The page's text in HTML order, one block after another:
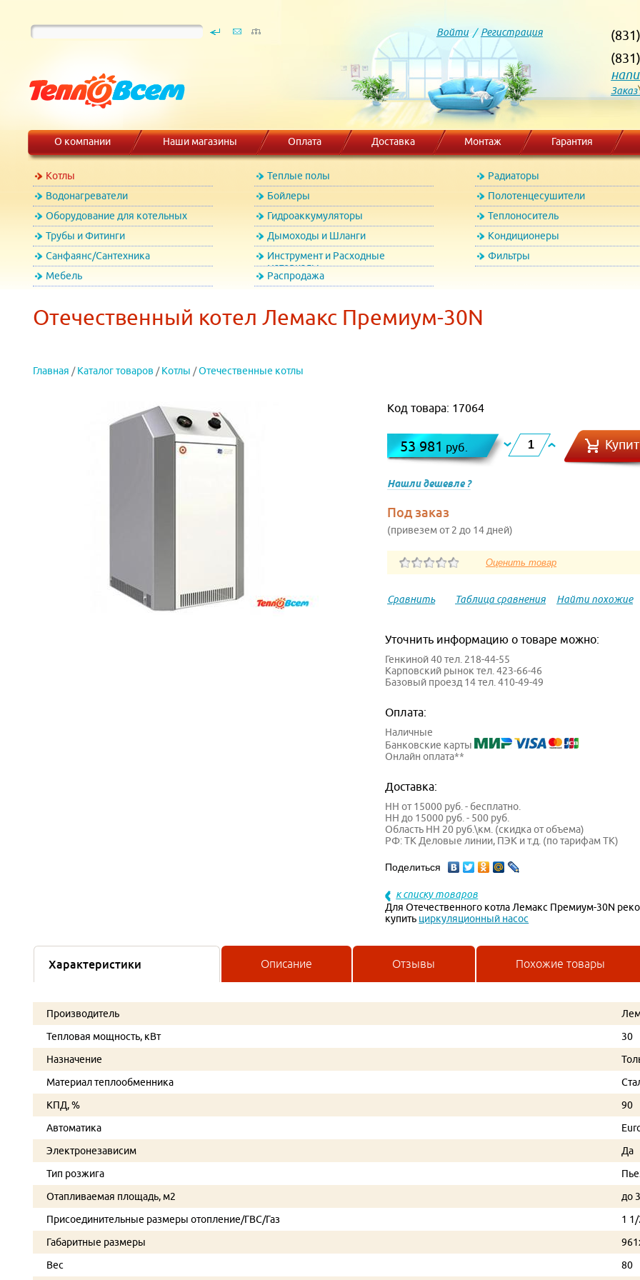
Войти/ Регистрация
Заказ
О компании Наши магазины Оплата Доставка Монтаж Гарантия
Котлы Теплые полы
Радиаторы
Водонагреватели
Бойлеры
Полотенцесушители
Оборудование для котельных
Гидроаккумуляторы
Теплоноситель
Трубы и Фитинги
Дымоходы и Шланги
Кондиционеры
Санфаянс/Сантехника
Инструмент и Расходные
материалы
Фильтры
Мебель
Распродажа
Отечественный котел Лемакс Премиум-30N
Главная / Каталог товаров / Котлы /Отечественные котлы
Код товара: 17064
53 981 руб.
Нашли дешевле ?
Под заказ
(привезем от 2 до 14 дней)
Сравнить Таблица сравнения Найти похожие
Уточнить информацию о товаре можно:
Генкиной 40 тел. 218-44-55
Карповский рынок тел. 423-66-46
Базовый проезд 14 тел. 410-49-49
Оплата:
Наличные
Банковские карты
Онлайн оплата**
Доставка:
НН от 15000 руб. - бесплатно.
НН до 15000 руб. - 500 руб.
Область НН 20 руб.\км. (скидка от объема)
РФ: ТК Деловые линии, ПЭК и т.д. (по тарифам ТК)
Поделиться
к списку товаров
Для Отечественного котла Лемакс Премиум-30N
купить циркуляционный насос
Характеристики Описание Отзывы Похожие товары
Производитель
Тепловая мощность, кВт
30
Назначение
Материал теплообменника
КПД, %
90
Автоматика
Электронезависим
Да
Тип розжига
Отапливаемая площадь, м2
до
Присоединительные размеры отопление/ГВС/Газ
1
Габаритные размеры
Вес
80